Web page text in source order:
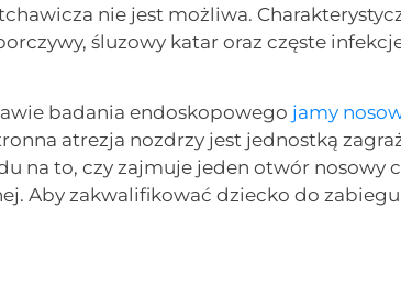
nie jest możliwa.
śluzowy katar oraz częste
badania endoskopowego jamy
atrezja nozdrzy jest jednostką
na to, czy zajmuje jeden otwór nosowy
Aby zakwalifikować dziecko do